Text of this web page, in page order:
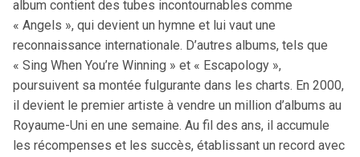
album contient des tubes incontournables comme
« Angels », qui devient un hymne et lui vaut une
reconnaissance internationale. D’autres albums, tels que
« Sing When You’re Winning » et « Escapology »,
poursuivent sa montée fulgurante dans les charts. En 2000,
il devient le premier artiste à vendre un million d’albums au
Royaume-Uni en une semaine​. Au fil des ans, il accumule
les récompenses et les succès, établissant un record avec